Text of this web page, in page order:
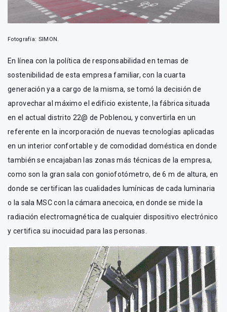
Fotografía: SIMON.
En línea con la política de responsabilidad en temas de
sostenibilidad de esta empresa familiar, con la cuarta
generación ya a cargo de la misma, se tomó la decisión de
aprovechar al máximo el edificio existente, la fábrica situada
en el actual distrito 22@ de Poblenou, y convertirla en un
referente en la incorporación de nuevas tecnologías aplicadas
en un interior confortable y de comodidad doméstica en donde
también se encajaban las zonas más técnicas de la empresa,
como son la gran sala con goniofotómetro, de 6 m de altura, en
donde se certifican las cualidades lumínicas de cada luminaria
o la sala MSC con la cámara anecoica, en donde se mide la
radiación electromagnética de cualquier dispositivo electrónico
y certifica su inocuidad para las personas.